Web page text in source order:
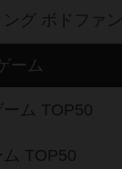
グ ボドファン
ーム
ム TOP50
ム TOP50